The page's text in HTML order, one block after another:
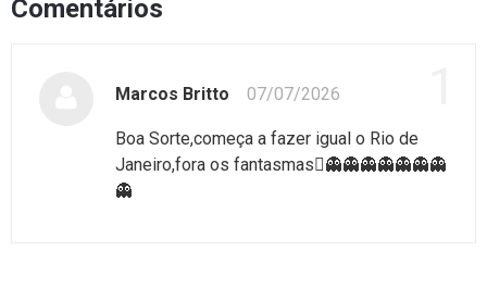
Comentários
Marcos Britto 07/07/2026
Boa Sorte,começa a fazer igual o Rio de
Janeiro,fora os fantasmas🫪👻👻👻👻👻👻👻
👻